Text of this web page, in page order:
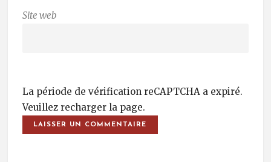
Site web
La période de vérification reCAPTCHA a expiré.
Veuillez recharger la page.